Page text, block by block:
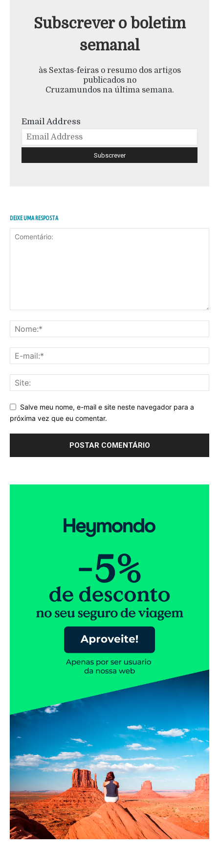
Subscrever o boletim
semanal
às Sextas-feiras o resumo dos artigos
publicados no
Cruzamundos na última semana.
Email Address
DEIXE UMA RESPOSTA
Salve meu nome, e-mail e site neste navegador para a
próxima vez que eu comentar.